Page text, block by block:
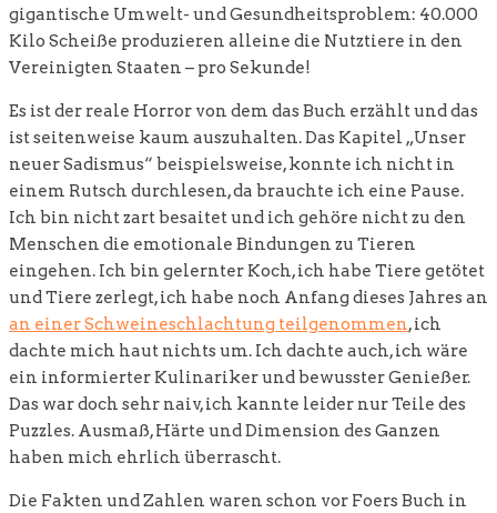
gigantische Umwelt- und Gesundheitsproblem: 40.000
Kilo Scheiße produzieren alleine die Nutztiere in den
Vereinigten Staaten – pro Sekunde!
Es ist der reale Horror von dem das Buch erzählt und das
ist seitenweise kaum auszuhalten. Das Kapitel „Unser
neuer Sadismus“ beispielsweise, konnte ich nicht in
einem Rutsch durchlesen, da brauchte ich eine Pause.
Ich bin nicht zart besaitet und ich gehöre nicht zu den
Menschen die emotionale Bindungen zu Tieren
eingehen. Ich bin gelernter Koch, ich habe Tiere getötet
und Tiere zerlegt, ich habe noch Anfang dieses Jahres an
an einer Schweineschlachtung teilgenommen, ich
dachte mich haut nichts um. Ich dachte auch, ich wäre
ein informierter Kulinariker und bewusster Genießer.
Das war doch sehr naiv, ich kannte leider nur Teile des
Puzzles. Ausmaß, Härte und Dimension des Ganzen
haben mich ehrlich überrascht.
Die Fakten und Zahlen waren schon vor Foers Buch in